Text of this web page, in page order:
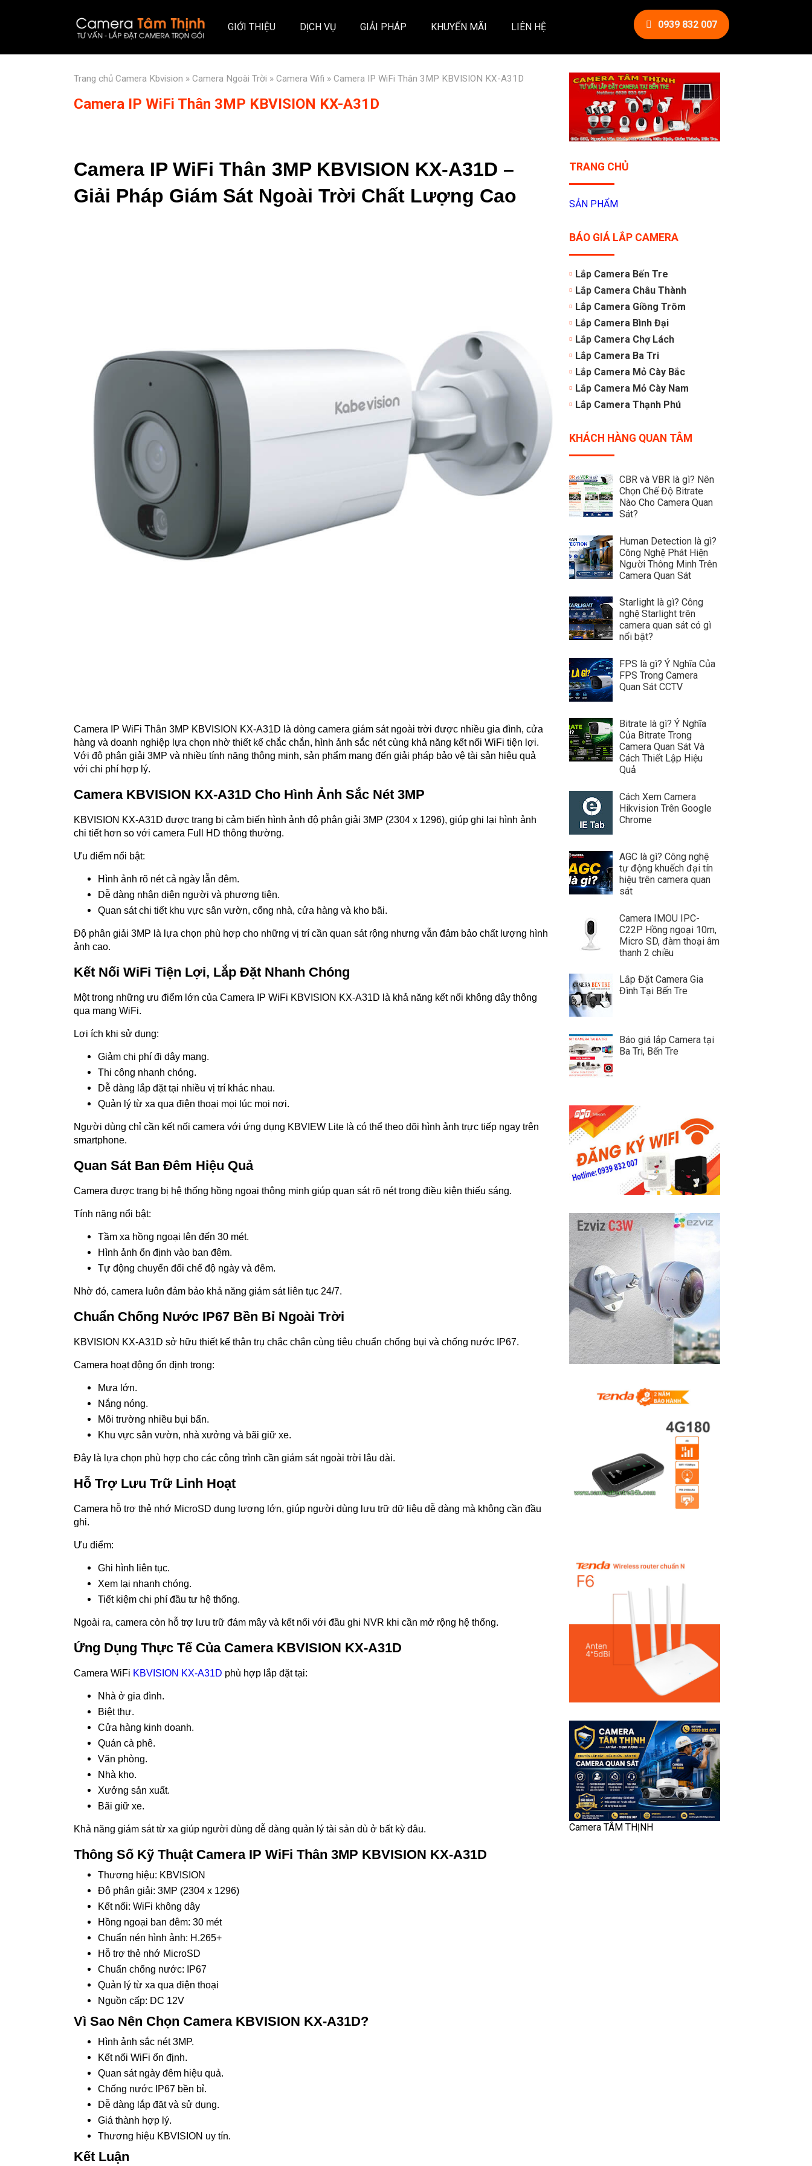
GIỚI THIỆU DỊCH VỤ GIẢI PHÁP KHUYẾN MÃI LIÊN HỆ 0939 832 007
Trang chủ Camera Kbvision » Camera Ngoài Trời » Camera Wifi » Camera IP WiFi Thân 3MP KBVISION KX-A31D
Camera IP WiFi Thân 3MP KBVISION KX-A31D
Camera IP WiFi Thân 3MP KBVISION KX-A31D –
Giải Pháp Giám Sát Ngoài Trời Chất Lượng Cao
Camera IP WiFi Thân 3MP KBVISION KX-A31D là dòng camera giám sát ngoài trời được nhiều gia đình, cửa
hàng và doanh nghiệp lựa chọn nhờ thiết kế chắc chắn, hình ảnh sắc nét cùng khả năng kết nối WiFi tiện lợi.
Với độ phân giải 3MP và nhiều tính năng thông minh, sản phẩm mang đến giải pháp bảo vệ tài sản hiệu quả
với chi phí hợp lý.
Camera KBVISION KX-A31D Cho Hình Ảnh Sắc Nét 3MP
KBVISION KX-A31D được trang bị cảm biến hình ảnh độ phân giải 3MP (2304 x 1296), giúp ghi lại hình ảnh
chi tiết hơn so với camera Full HD thông thường.
Ưu điểm nổi bật:
Hình ảnh rõ nét cả ngày lẫn đêm.
Dễ dàng nhận diện người và phương tiện.
Quan sát chi tiết khu vực sân vườn, cổng nhà, cửa hàng và kho bãi.
Độ phân giải 3MP là lựa chọn phù hợp cho những vị trí cần quan sát rộng nhưng vẫn đảm bảo chất lượng hình
ảnh cao.
Kết Nối WiFi Tiện Lợi, Lắp Đặt Nhanh Chóng
Một trong những ưu điểm lớn của Camera IP WiFi KBVISION KX-A31D là khả năng kết nối không dây thông
qua mạng WiFi.
Lợi ích khi sử dụng:
Giảm chi phí đi dây mạng.
Thi công nhanh chóng.
Dễ dàng lắp đặt tại nhiều vị trí khác nhau.
Quản lý từ xa qua điện thoại mọi lúc mọi nơi.
Người dùng chỉ cần kết nối camera với ứng dụng KBVIEW Lite là có thể theo dõi hình ảnh trực tiếp ngay trên
smartphone.
Quan Sát Ban Đêm Hiệu Quả
Camera được trang bị hệ thống hồng ngoại thông minh giúp quan sát rõ nét trong điều kiện thiếu sáng.
Tính năng nổi bật:
Tầm xa hồng ngoại lên đến 30 mét.
Hình ảnh ổn định vào ban đêm.
Tự động chuyển đổi chế độ ngày và đêm.
Nhờ đó, camera luôn đảm bảo khả năng giám sát liên tục 24/7.
Chuẩn Chống Nước IP67 Bền Bỉ Ngoài Trời
KBVISION KX-A31D sở hữu thiết kế thân trụ chắc chắn cùng tiêu chuẩn chống bụi và chống nước IP67.
Camera hoạt động ổn định trong:
Mưa lớn.
Nắng nóng.
Môi trường nhiều bụi bẩn.
Khu vực sân vườn, nhà xưởng và bãi giữ xe.
Đây là lựa chọn phù hợp cho các công trình cần giám sát ngoài trời lâu dài.
Hỗ Trợ Lưu Trữ Linh Hoạt
Camera hỗ trợ thẻ nhớ MicroSD dung lượng lớn, giúp người dùng lưu trữ dữ liệu dễ dàng mà không cần đầu
ghi.
Ưu điểm:
Ghi hình liên tục.
Xem lại nhanh chóng.
Tiết kiệm chi phí đầu tư hệ thống.
Ngoài ra, camera còn hỗ trợ lưu trữ đám mây và kết nối với đầu ghi NVR khi cần mở rộng hệ thống.
Ứng Dụng Thực Tế Của Camera KBVISION KX-A31D
Camera WiFi KBVISION KX-A31D phù hợp lắp đặt tại:
Nhà ở gia đình.
Biệt thự.
Cửa hàng kinh doanh.
Quán cà phê.
Văn phòng.
Nhà kho.
Xưởng sản xuất.
Bãi giữ xe.
Khả năng giám sát từ xa giúp người dùng dễ dàng quản lý tài sản dù ở bất kỳ đâu.
Thông Số Kỹ Thuật Camera IP WiFi Thân 3MP KBVISION KX-A31D
Thương hiệu: KBVISION
Độ phân giải: 3MP (2304 x 1296)
Kết nối: WiFi không dây
Hồng ngoại ban đêm: 30 mét
Chuẩn nén hình ảnh: H.265+
Hỗ trợ thẻ nhớ MicroSD
Chuẩn chống nước: IP67
Quản lý từ xa qua điện thoại
Nguồn cấp: DC 12V
Vì Sao Nên Chọn Camera KBVISION KX-A31D?
Hình ảnh sắc nét 3MP.
Kết nối WiFi ổn định.
Quan sát ngày đêm hiệu quả.
Chống nước IP67 bền bỉ.
Dễ dàng lắp đặt và sử dụng.
Giá thành hợp lý.
Thương hiệu KBVISION uy tín.
Kết Luận
TRANG CHỦ
SẢN PHẨM
BÁO GIÁ LẮP CAMERA
Lắp Camera Bến Tre
Lắp Camera Châu Thành
Lắp Camera Giồng Trôm
Lắp Camera Bình Đại
Lắp Camera Chợ Lách
Lắp Camera Ba Tri
Lắp Camera Mỏ Cày Bắc
Lắp Camera Mỏ Cày Nam
Lắp Camera Thạnh Phú
KHÁCH HÀNG QUAN TÂM
CBR và VBR là gì? Nên
Chọn Chế Độ Bitrate
Nào Cho Camera Quan
Sát?
Human Detection là gì?
Công Nghệ Phát Hiện
Người Thông Minh Trên
Camera Quan Sát
Starlight là gì? Công
nghệ Starlight trên
camera quan sát có gì
nổi bật?
FPS là gì? Ý Nghĩa Của
FPS Trong Camera
Quan Sát CCTV
Bitrate là gì? Ý Nghĩa
Của Bitrate Trong
Camera Quan Sát Và
Cách Thiết Lập Hiệu
Quả
Cách Xem Camera
Hikvision Trên Google
Chrome
AGC là gì? Công nghệ
tự động khuếch đại tín
hiệu trên camera quan
sát
Camera IMOU IPC-
C22P Hồng ngoại 10m,
Micro SD, đàm thoại âm
thanh 2 chiều
Lắp Đặt Camera Gia
Đình Tại Bến Tre
Báo giá lắp Camera tại
Ba Tri, Bến Tre
Camera TÂM THỊNH